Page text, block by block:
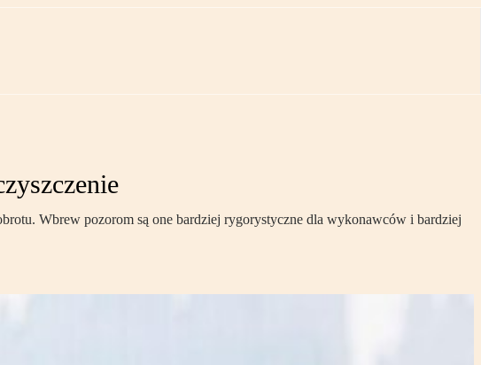
Wbrew pozorom są one bardziej rygorystyczne dla wykonawców i bardziej